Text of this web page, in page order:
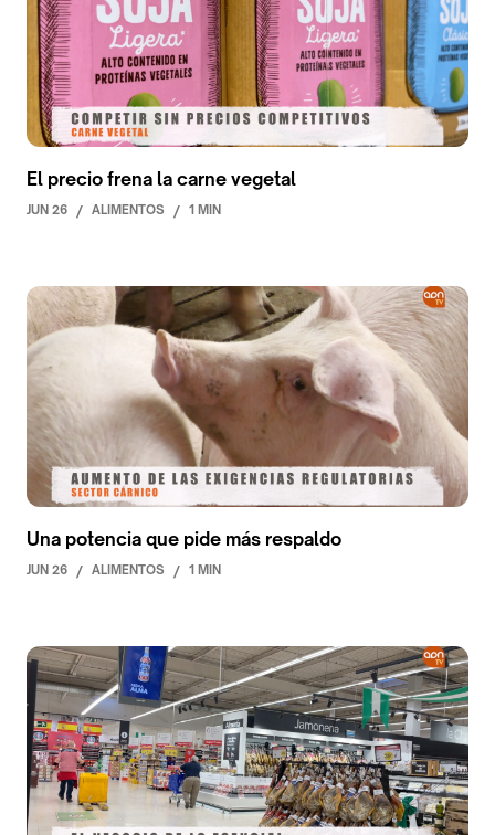
El precio frena la carne vegetal
JUN 26 / ALIMENTOS / 1 MIN
Una potencia que pide más respaldo
JUN 26 / ALIMENTOS / 1 MIN